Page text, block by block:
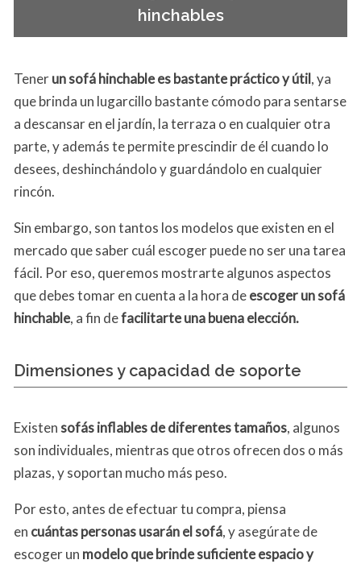
hinchables
Tenerun sofá hinchable es bastante práctico y útil, ya
que brinda un lugarcillo bastante cómodo para sentarse
a descansar en el jardín, la terraza o en cualquier otra
parte, y además te permite prescindir de él cuando lo
desees, deshinchándolo y guardándolo en cualquier
rincón.
Sin embargo, son tantos los modelos que existen en el
mercado que saber cuál escoger puede no ser una tarea
fácil. Por eso, queremos mostrarte algunos aspectos
que debes tomar en cuenta a la hora deescoger un sofá
hinchable, a fin defacilitarte una buena elección.
Dimensiones y capacidad de soporte
Existen sofás inflables de diferentes tamaños, algunos
son individuales, mientras que otros ofrecen dos o más
plazas, y soportan mucho más peso.
Por esto, antes de efectuar tu compra, piensa
en cuántas personas usarán el sofá, y asegúrate de
escoger un modelo que brinde suficiente espacio y